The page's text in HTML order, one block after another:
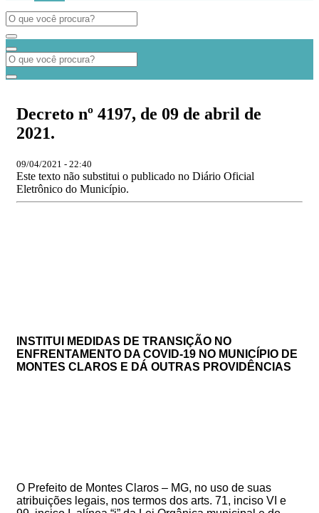
Decreto nº 4197, de 09 de abril de
2021.
09/04/2021 - 22:40
Este texto não substitui o publicado no Diário Oficial
Eletrônico do Município.
INSTITUI MEDIDAS DE TRANSIÇÃO NO
ENFRENTAMENTO DA COVID-19 NO MUNICÍPIO DE
MONTES CLAROS E DÁ OUTRAS PROVIDÊNCIAS
O Prefeito de Montes Claros – MG, no uso de suas
atribuições legais, nos termos dos arts. 71, inciso VI e